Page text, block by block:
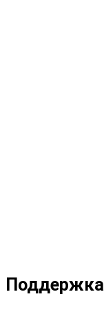
Поддержка